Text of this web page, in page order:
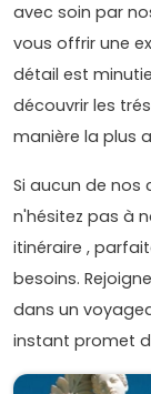
avec soin par
vous offrir une
détail est
découvrir les
manière la plus
Si aucun de
n'hésitez pas à
itinéraire ,
besoins.
dans un
instant promet